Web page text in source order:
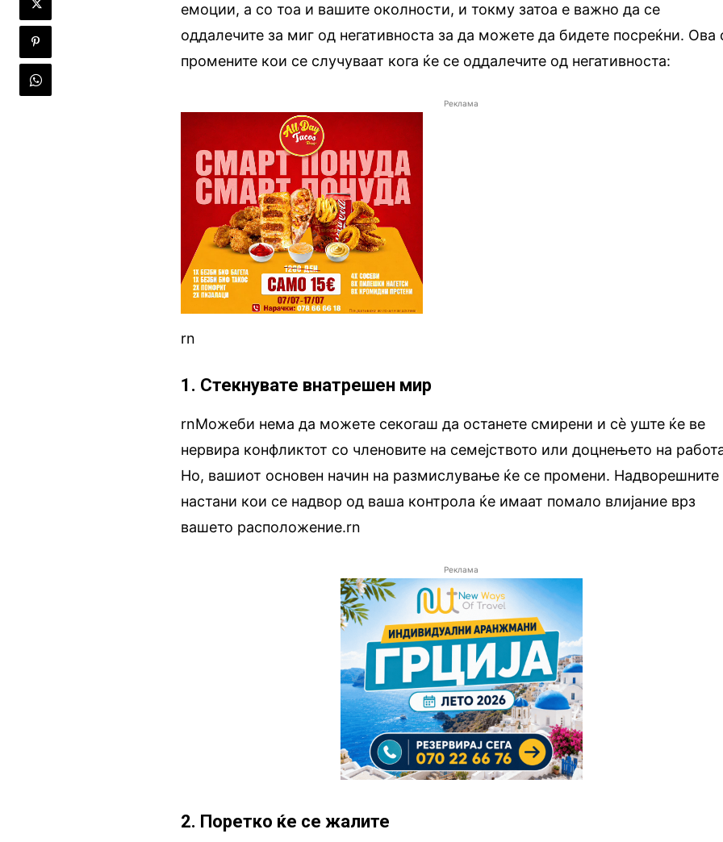
емоции, а со тоа и вашите околности, и токму затоа е важно да се
оддалечите за миг од негативноста за да можете да бидете посреќни. Ова
промените кои се случуваат кога ќе се оддалечите од негативноста:
Реклама
rn
1. Стекнувате внатрешен мир
rnМожеби нема да можете секогаш да останете смирени и сè уште ќе ве
нервира конфликтот со членовите на семејството или доцнењето на
Но, вашиот основен начин на размислување ќе се промени. Надворешните
настани кои се надвор од ваша контрола ќе имаат помало влијание врз
вашето расположение.rn
Реклама
2. Поретко ќе се жалите